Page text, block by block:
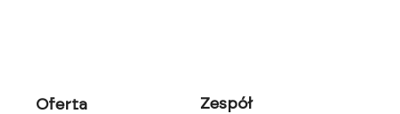
Oferta Zespół